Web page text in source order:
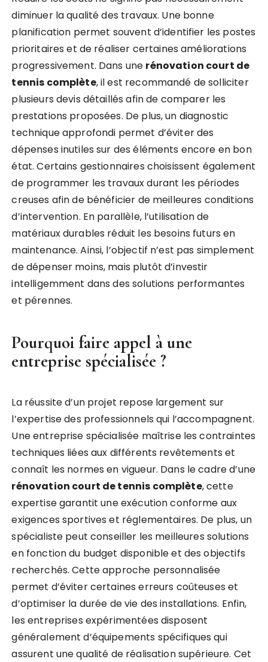
diminuer la qualité des travaux. Une bonne
planification permet souvent d’identifier les postes
prioritaires et de réaliser certaines améliorations
progressivement. Dans une rénovation court de
tennis complète, il est recommandé de solliciter
plusieurs devis détaillés afin de comparer les
prestations proposées. De plus, un diagnostic
technique approfondi permet d’éviter des
dépenses inutiles sur des éléments encore en bon
état. Certains gestionnaires choisissent également
de programmer les travaux durant les périodes
creuses afin de bénéficier de meilleures conditions
d’intervention. En parallèle, l’utilisation de
matériaux durables réduit les besoins futurs en
maintenance. Ainsi, l’objectif n’est pas simplement
de dépenser moins, mais plutôt d’investir
intelligemment dans des solutions performantes
et pérennes.
Pourquoi faire appel à une
entreprise spécialisée ?
La réussite d’un projet repose largement sur
l’expertise des professionnels qui l’accompagnent.
Une entreprise spécialisée maîtrise les contraintes
techniques liées aux différents revêtements et
connaît les normes en vigueur. Dans le cadre d’une
rénovation court de tennis complète, cette
expertise garantit une exécution conforme aux
exigences sportives et réglementaires. De plus, un
spécialiste peut conseiller les meilleures solutions
en fonction du budget disponible et des objectifs
recherchés. Cette approche personnalisée
permet d’éviter certaines erreurs coûteuses et
d’optimiser la durée de vie des installations. Enfin,
les entreprises expérimentées disposent
généralement d’équipements spécifiques qui
assurent une qualité de réalisation supérieure. Cet